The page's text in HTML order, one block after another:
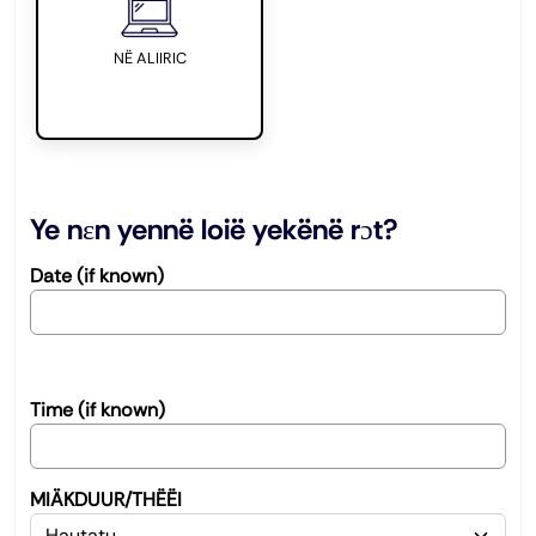
Ye të yïndë yen ëloi ëkënë rɔt thïn?
NË ALIIRIC
Ye nɛn yennë loië yekënë rɔt?
Date (if known)
Time (if known)
MIÄKDUUR/THËËI